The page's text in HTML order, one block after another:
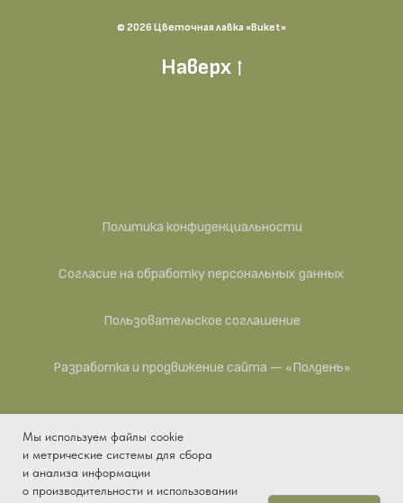
© 2026 Цветочная лавка «Buket»
Наверх
Политика конфиденциальности
Согласие на обработку персональных данных
Пользовательское соглашение
Разработка и продвижение сайта — «Полдень»
ИП Антипина Яна Викторовна — действующее
предприятие. ИНН 041104993015, ОГРНИП
Мы используем файлы cookie
и метрические системы для сбора
и анализа информации
о производительности и использовании